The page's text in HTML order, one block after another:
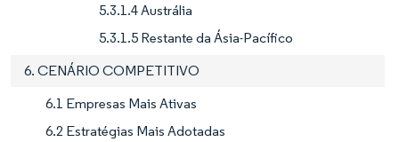
5.3.1.4 Austrália
5.3.1.5 Restante da Ásia-Pacífico
6. CENÁRIO COMPETITIVO
6.1 Empresas Mais Ativas
6.2 Estratégias Mais Adotadas